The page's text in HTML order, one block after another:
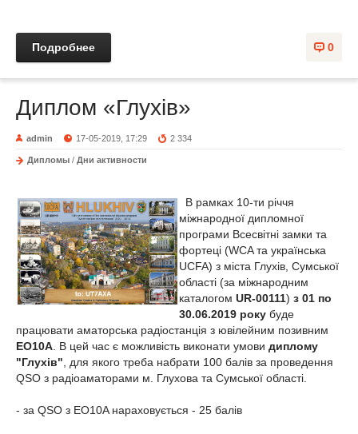
0
Подробнее
Диплом «Глухів»
admin 17-05-2019, 17:29 2 334
Дипломы / Дни активности
В рамках 10-ти річчя
міжнародної дипломної
програми Всесвітні замки та
фортеці (WCA та українська
UCFA) з міста Глухів, Сумської
області (за міжнародним
каталогом UR-00111) з 01 по
30.06.2019 року буде
працювати аматорська радіостанція з ювілейним позивним
ЕО10А . В цей час є можливість виконати умови диплому
"Глухів" , для якого треба набрати 100 балів за проведення
QSO з радіоаматорами м. Глухова та Сумської області.
- за QSO з EO10A нараховується - 25 балів